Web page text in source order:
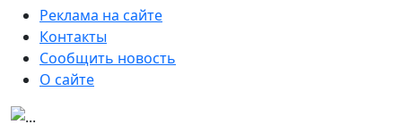
Реклама на сайте
Контакты
Сообщить новость
О сайте